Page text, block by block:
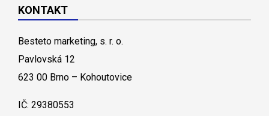
KONTAKT
Besteto marketing, s. r. o.
Pavlovská 12
623 00 Brno – Kohoutovice
IČ: 29380553